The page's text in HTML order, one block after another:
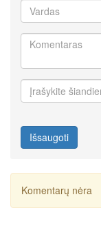
Išsaugoti
Komentarų nėra